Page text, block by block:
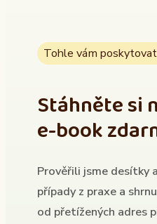
Tohle vám
Stáhněte si
e-book
Prověřili jsme desítky
případy z praxe a
od přetížených adres